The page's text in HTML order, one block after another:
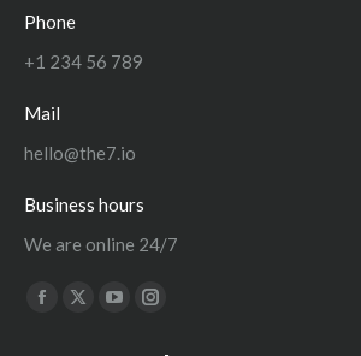
Phone
+1 234 56 789
Mail
hello@the7.io
Business hours
We are online 24/7
Trouvez nous sur :
La
La
La
La